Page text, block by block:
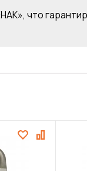
что